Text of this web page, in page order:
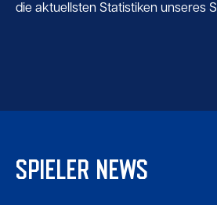
die aktuellsten Statistiken unseres
SPIELER NEWS